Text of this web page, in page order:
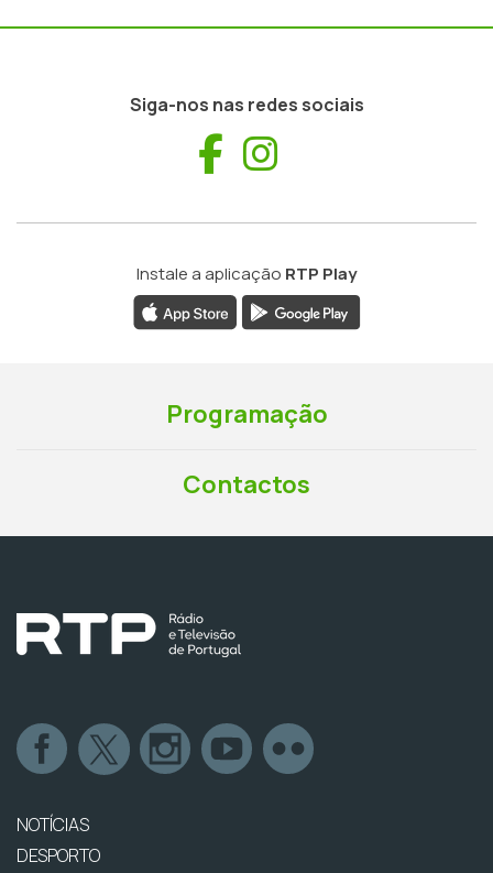
Siga-nos nas redes sociais
Facebook
Instale a aplicação RTP Play
Programação
Contactos
NOTÍCIAS
DESPORTO